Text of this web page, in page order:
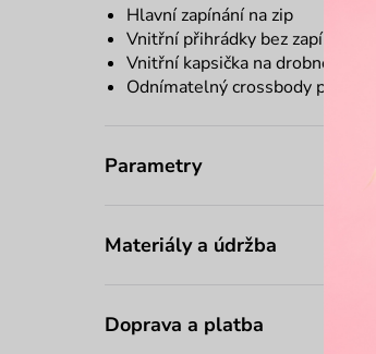
Hlavní zapínání na zip
Vnitřní přihrádky bez zapínání
Vnitřní kapsička na drobnosti na
Odnímatelný crossbody propuh
Parametry
Materiály a údržba
Doprava a platba